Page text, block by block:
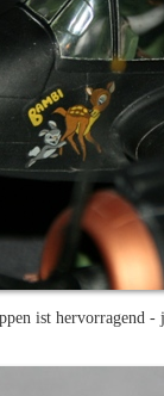
ist hervorragend